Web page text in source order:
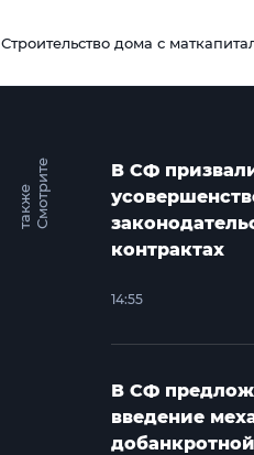
00:00
Строительство дома с
С
м
о
т
р и
т
е
т
а
к
ж
е
В СФ
контрактах
14:55
В СФ
введение